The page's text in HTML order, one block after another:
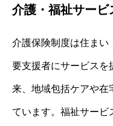
介護・福祉サー
介護保険制度は住まい
要支援者にサービスを
来、地域包括ケアや在
ています。福祉サービ